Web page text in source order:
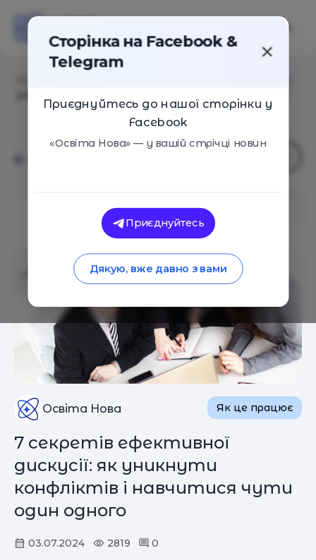
Освіта Нова Як це працює
7 секретів ефективної
дискусії: як уникнути
конфліктів і навчитися чути
один одного
03.07.2024 2819 0
Сторінка на Facebook &
Telegram
Приєднуйтесь до нашої сторінки у
Facebook
«Освіта Нова» — у вашій стрічці новин
Приєднуйтесь
Дякую, вже давно з вами